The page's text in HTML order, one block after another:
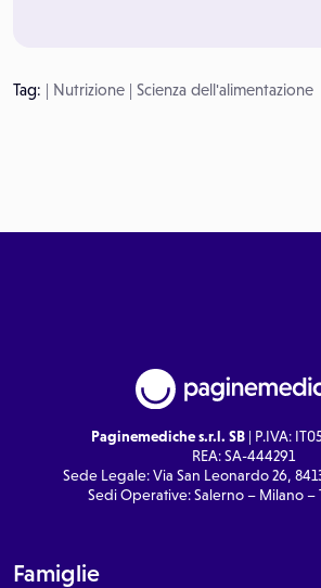
Tag: | Nutrizione | Scienza dell'alimentazione
Paginemediche s.r.l. SB| P.IVA:
REA: SA-444291
Sede Legale: Via San Leonardo 26,
Sedi Operative: Salerno – Milano –
Famiglie